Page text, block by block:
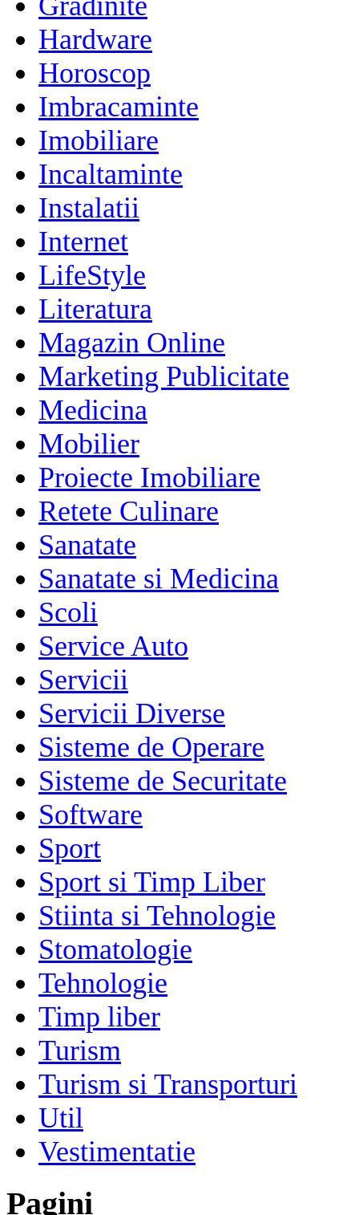
Hardware
Horoscop
Imbracaminte
Imobiliare
Incaltaminte
Instalatii
Internet
LifeStyle
Literatura
Magazin Online
Marketing Publicitate
Medicina
Mobilier
Proiecte Imobiliare
Retete Culinare
Sanatate
Sanatate si Medicina
Scoli
Service Auto
Servicii
Servicii Diverse
Sisteme de Operare
Sisteme de Securitate
Software
Sport
Sport si Timp Liber
Stiinta si Tehnologie
Stomatologie
Tehnologie
Timp liber
Turism
Turism si Transporturi
Util
Vestimentatie
Pagini